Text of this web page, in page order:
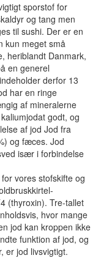
sporstof for
og tang men
til sushi. Der er en
kun meget små
heriblandt Danmark,
en generel
derfor 13
har en ringe
af mineralerne
godt, og
af jod Jod fra
og fæces. Jod
især i forbindelse
vores stofskifte og
(thyroxin). Tre-tallet
hvor mange
jod kan kroppen ikke
funktion af jod, og
er jod livsvigtigt.